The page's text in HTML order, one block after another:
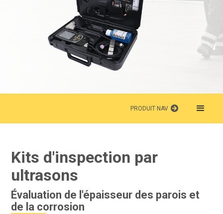
PRODUIT NAV
Kits d'inspection par
ultrasons
Évaluation de l'épaisseur des parois et
de la corrosion